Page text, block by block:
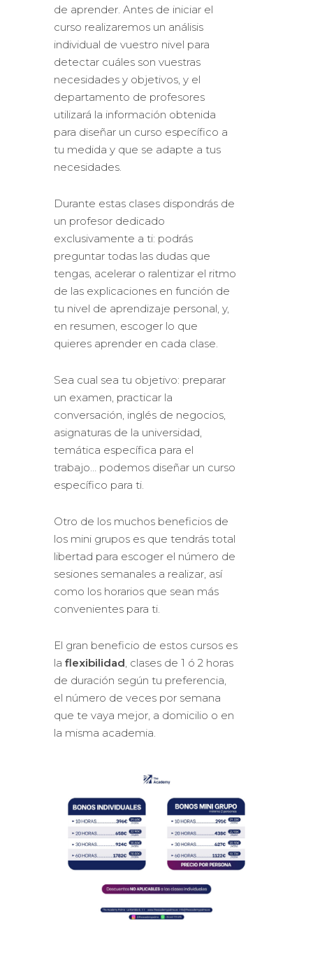
de aprender. Antes de iniciar el
curso realizaremos un análisis
individual de vuestro nivel para
detectar cuáles son vuestras
necesidades y objetivos, y el
departamento de profesores
utilizará la información obtenida
para diseñar un curso específico a
tu medida y que se adapte a tus
necesidades.
Durante estas clases dispondrás de
un profesor dedicado
exclusivamente a ti: podrás
preguntar todas las dudas que
tengas, acelerar o ralentizar el ritmo
de las explicaciones en función de
tu nivel de aprendizaje personal, y,
en resumen, escoger lo que
quieres aprender en cada clase.
Sea cual sea tu objetivo: preparar
un examen, practicar la
conversación, inglés de negocios,
asignaturas de la universidad,
temática específica para el
trabajo… podemos diseñar un curso
específico para ti.
Otro de los muchos beneficios de
los mini grupos es que tendrás total
libertad para escoger el número de
sesiones semanales a realizar, así
como los horarios que sean más
convenientes para ti.
El gran beneficio de estos cursos es
laflexibilidad, clases de 1 ó 2 horas
de duración según tu preferencia,
el número de veces por semana
que te vaya mejor, a domicilio o en
la misma academia.